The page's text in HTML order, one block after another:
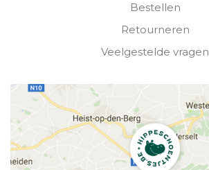
Bestellen
Retourneren
Veelgestelde vragen